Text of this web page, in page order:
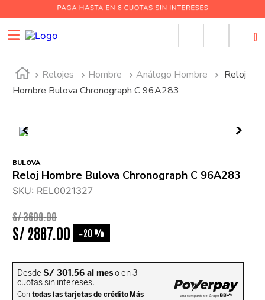
0
Relojes Hombre Análogo Hombre
Reloj
Hombre Bulova Chronograph C 96A283
BULOVA
Reloj Hombre Bulova Chronograph C 96A283
SKU: REL0021327
S/3609.00
S/ 2887. 00 -20 %